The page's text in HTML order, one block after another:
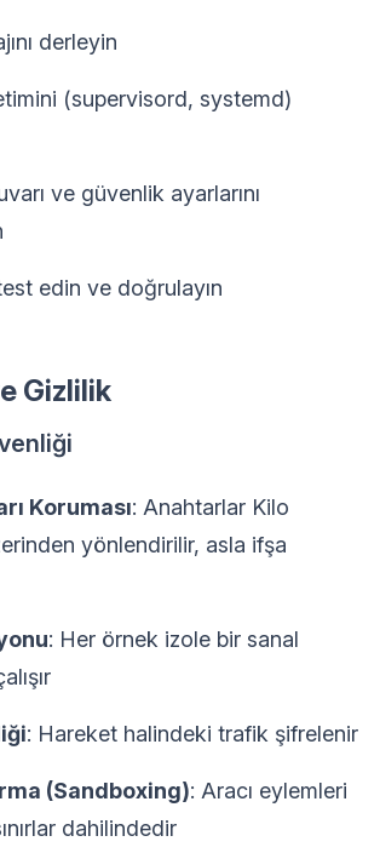
derleyin
(supervisord, systemd)
ve güvenlik ayarlarını
edin ve doğrulayın
Gizlilik
Koruması: Anahtarlar Kilo
yönlendirilir, asla ifşa
: Her örnek izole bir sanal
: Hareket halindeki trafik şifrelenir
(Sandboxing): Aracı eylemleri
dahilindedir